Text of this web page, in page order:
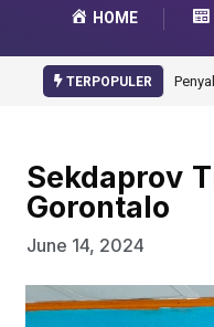
HOME
TERPOPULER
Sekdaprov
Gorontalo
June 14, 2024